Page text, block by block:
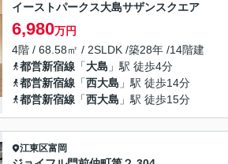
イーストパークス大島サザンスクエア
6,980万円
4階 / 68.58㎡ / 2SLDK /築28年 /14階建
都営新宿線 「大島 」駅 徒歩4分
都営新宿線 「西大島 」駅 徒歩14分
都営新宿線 「西大島 」駅 徒歩15分
江東区富岡